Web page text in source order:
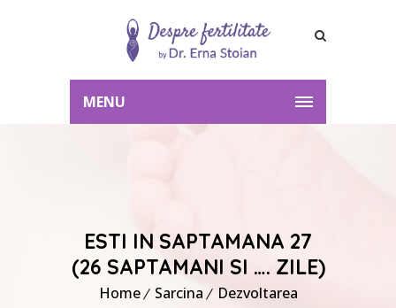
MENU
ESTI IN SAPTAMANA 27
(26 SAPTAMANI SI …. ZILE)
Home Sarcina
Dezvoltarea